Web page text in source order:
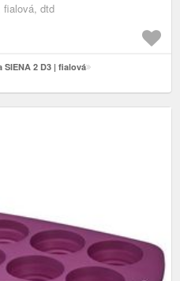
dtd
2 D3 | fialová